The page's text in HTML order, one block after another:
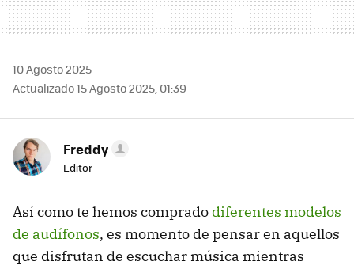
10 Agosto 2025
Actualizado 15 Agosto 2025, 01:39
Freddy
Editor
Así como te hemos comprado diferentes modelos
de audífonos, es momento de pensar en aquellos
que disfrutan de escuchar música mientras